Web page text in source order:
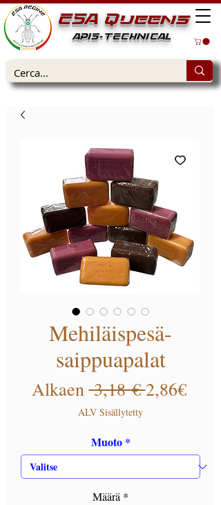
ESA Queens
APIS-TECHNICAL
Mehiläispesä-
saippuapalat
Alkaen 3,18 € Normaali
2,86€
ALV Sisällytetty
Muoto *
Määrä *